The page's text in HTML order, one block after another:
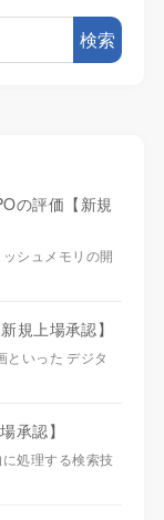
検索
の評価【新規
シュメモリの開
規上場承認】
いった デジタ
承認】
処理する検索技